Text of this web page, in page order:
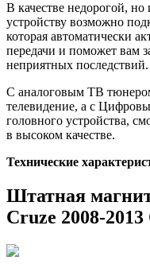
В качестве недорогой,
устройству возможно
которая автоматически
передачи и поможет вам
неприятных последствий.
С аналоговым ТВ
телевидение, а с
головного устройства,
в высоком качестве.
Технические
Штатная
Cruze 2008-